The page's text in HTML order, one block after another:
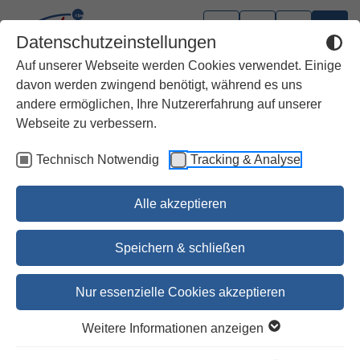
Datenschutzeinstellungen
Auf unserer Webseite werden Cookies verwendet. Einige
davon werden zwingend benötigt, während es uns
andere ermöglichen, Ihre Nutzererfahrung auf unserer
Webseite zu verbessern.
Technisch Notwendig Tracking & Analyse
Alle akzeptieren
Speichern & schließen
Nur essenzielle Cookies akzeptieren
Weitere Informationen anzeigen